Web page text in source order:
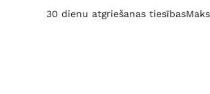
30 dienu atgriešanas tiesības